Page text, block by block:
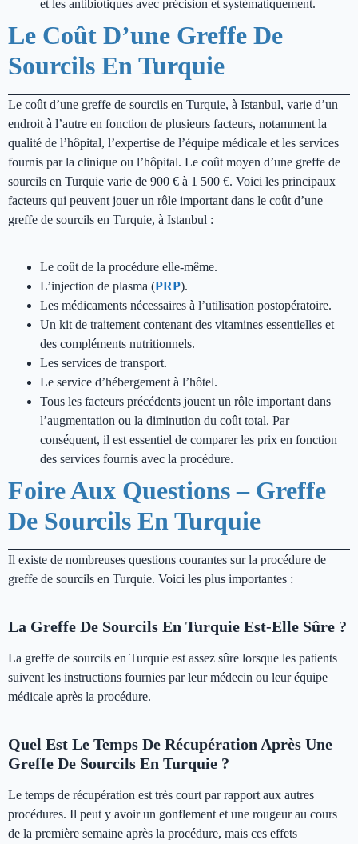
et les antibiotiques avec précision et systématiquement.
Le Coût D’une Greffe De
Sourcils En Turquie
Le coût d’une greffe de sourcils en Turquie, à Istanbul, varie d’un
endroit à l’autre en fonction de plusieurs facteurs, notamment la
qualité de l’hôpital, l’expertise de l’équipe médicale et les services
fournis par la clinique ou l’hôpital. Le coût moyen d’une greffe de
sourcils en Turquie varie de 900 € à 1 500 €. Voici les principaux
facteurs qui peuvent jouer un rôle important dans le coût d’une
greffe de sourcils en Turquie, à Istanbul :
Le coût de la procédure elle-même.
L’injection de plasma (PRP).
Les médicaments nécessaires à l’utilisation postopératoire.
Un kit de traitement contenant des vitamines essentielles et
des compléments nutritionnels.
Les services de transport.
Le service d’hébergement à l’hôtel.
Tous les facteurs précédents jouent un rôle important dans
l’augmentation ou la diminution du coût total. Par
conséquent, il est essentiel de comparer les prix en fonction
des services fournis avec la procédure.
Foire Aux Questions – Greffe
De Sourcils En Turquie
Il existe de nombreuses questions courantes sur la procédure de
greffe de sourcils en Turquie. Voici les plus importantes :
La Greffe De Sourcils En Turquie Est-Elle Sûre ?
La greffe de sourcils en Turquie est assez sûre lorsque les patients
suivent les instructions fournies par leur médecin ou leur équipe
médicale après la procédure.
Quel Est Le Temps De Récupération Après Une
Greffe De Sourcils En Turquie ?
Le temps de récupération est très court par rapport aux autres
procédures. Il peut y avoir un gonflement et une rougeur au cours
de la première semaine après la procédure, mais ces effets